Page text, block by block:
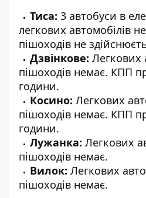
Тиса: 3 автобуси в
легкових автомобілів
пішоходів не
Дзвінкове: Легкових
пішоходів немає. КПП
години.
Косино: Легкових
пішоходів немає. КПП
години.
Лужанка: Легкових
пішоходів немає.
Вилок: Легкових
пішоходів немає.